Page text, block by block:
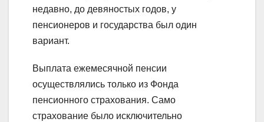
недавно, до девяностых годов, у
пенсионеров и государства был один
вариант.
Выплата ежемесячной пенсии
осуществлялись только из Фонда
пенсионного страхования. Само
страхование было исключительно